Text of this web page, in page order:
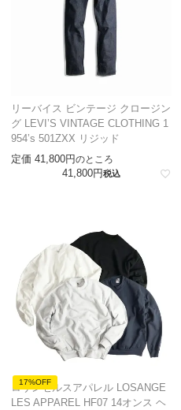
リーバイス ビンテージ クロージン
グ LEVI’S VINTAGE CLOTHING 1
954’s 501ZXX リジッド
定価 41,800 のところ
41,800 税込
17%OFF
ロサンゼルスアパレル LOSANGE
LES APPAREL HF07 14オンス ヘ